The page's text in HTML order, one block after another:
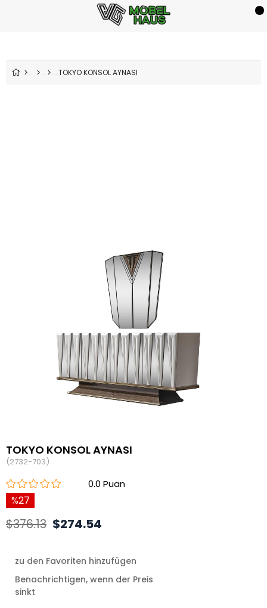
TOKYO KONSOL AYNASI
TOKYO KONSOL AYNASI
(2732-703)
0.0
27
$376.13 $274.54
zu den Favoriten hinzufügen
Benachrichtigen, wenn der Preis
sinkt